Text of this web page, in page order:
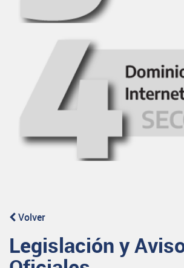
Volver
Legislación y